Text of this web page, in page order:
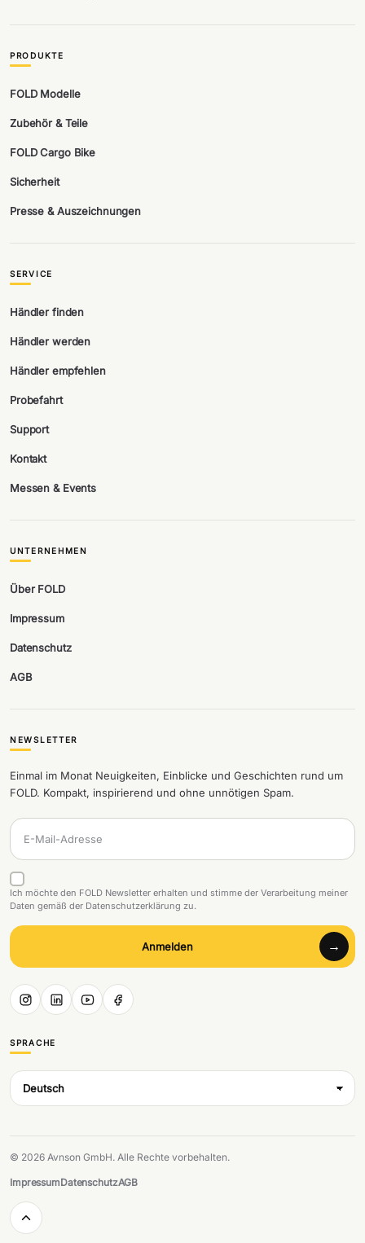
PRODUKTE
FOLD Modelle
Zubehör & Teile
FOLD Cargo Bike
Sicherheit
Presse & Auszeichnungen
SERVICE
Händler finden
Händler werden
Händler empfehlen
Probefahrt
Support
Kontakt
Messen & Events
UNTERNEHMEN
Über FOLD
Impressum
Datenschutz
AGB
NEWSLETTER
Einmal im Monat Neuigkeiten, Einblicke und Geschichten rund um
FOLD. Kompakt, inspirierend und ohne unnötigen Spam.
Ich möchte den FOLD Newsletter erhalten und stimme der Verarbeitung meiner
Daten gemäß der Datenschutzerklärung zu.
Anmelden
SPRACHE
© 2026 Avnson GmbH. Alle Rechte vorbehalten.
ImpressumDatenschutzAGB